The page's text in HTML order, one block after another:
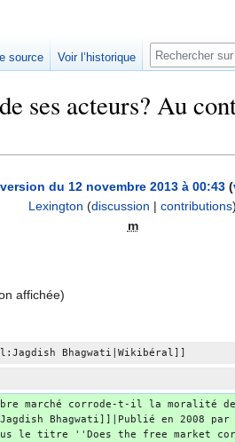
ses acteurs? Au
du 12 novembre 2013 à 00:43 (
Lexington (discussion | contributions)
m
affichée)
Bhagwati|Wikibéral]]
marché corrode-t-il la moralité de
Bhagwati]]|Publié en 2008 par
le titre ''Does the free market
source Voir l’historique